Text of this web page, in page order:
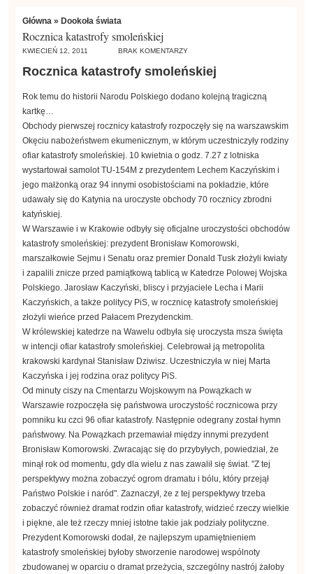
Główna » Dookoła świata
Rocznica katastrofy smoleńskiej
KWIECIEŃ 12, 2011 BRAK KOMENTARZY
Rocznica katastrofy smoleńskiej
Rok temu do historii Narodu Polskiego dodano kolejną tragiczną
kartkę…
Obchody pierwszej rocznicy katastrofy rozpoczęły się na warszawskim
Okęciu nabożeństwem ekumenicznym, w którym uczestniczyły rodziny
ofiar katastrofy smoleńskiej. 10 kwietnia o godz. 7.27 z lotniska
wystartował samolot TU-154M z prezydentem Lechem Kaczyńskim i
jego małżonką oraz 94 innymi osobistościami na pokładzie, które
udawały się do Katynia na uroczyste obchody 70 rocznicy zbrodni
katyńskiej.
W Warszawie i w Krakowie odbyły się oficjalne uroczystości obchodów
katastrofy smoleńskiej: prezydent Bronisław Komorowski,
marszałkowie Sejmu i Senatu oraz premier Donald Tusk złożyli kwiaty
i zapalili znicze przed pamiątkową tablicą w Katedrze Polowej Wojska
Polskiego. Jarosław Kaczyński, bliscy i przyjaciele Lecha i Marii
Kaczyńskich, a także politycy PiS, w rocznicę katastrofy smoleńskiej
złożyli wieńce przed Pałacem Prezydenckim.
W królewskiej katedrze na Wawelu odbyła się uroczysta msza święta
w intencji ofiar katastrofy smoleńskiej. Celebrował ją metropolita
krakowski kardynał Stanisław Dziwisz. Uczestniczyła w niej Marta
Kaczyńska i jej rodzina oraz politycy PiS.
Od minuty ciszy na Cmentarzu Wojskowym na Powązkach w
Warszawie rozpoczęła się państwowa uroczystość rocznicowa przy
pomniku ku czci 96 ofiar katastrofy. Następnie odegrany został hymn
państwowy. Na Powązkach przemawiał między innymi prezydent
Bronisław Komorowski. Zwracając się do przybyłych, powiedział, że
minął rok od momentu, gdy dla wielu z nas zawalił się świat. "Z tej
perspektywy można zobaczyć ogrom dramatu i bólu, który przejął
Państwo Polskie i naród". Zaznaczył, że z tej perspektywy trzeba
zobaczyć również dramat rodzin ofiar katastrofy, widzieć rzeczy wielkie
i piękne, ale też rzeczy mniej istotne takie jak podziały polityczne.
Prezydent Komorowski dodał, że najlepszym upamiętnieniem
katastrofy smoleńskiej byłoby stworzenie narodowej wspólnoty
zbudowanej w oparciu o dramat przeżycia, szczególny nastrój żałoby